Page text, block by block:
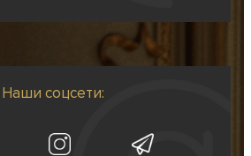
Наши соцсети: